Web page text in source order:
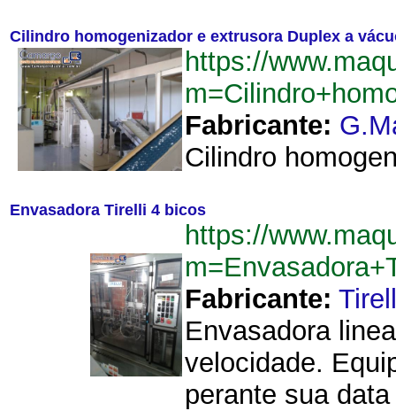
Cilindro homogenizador e extrusora Duplex a
https://
Fabricante:
Cilindro
Envasadora Tirelli 4 bicos
https://
Fabricante:
Envasadora
velocidade.
perante sua